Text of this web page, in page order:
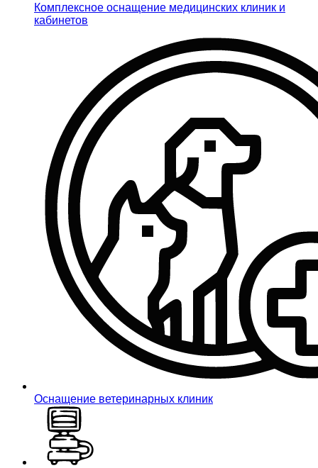
Комплексное оснащение медицинских клиник и
кабинетов
Оснащение ветеринарных клиник